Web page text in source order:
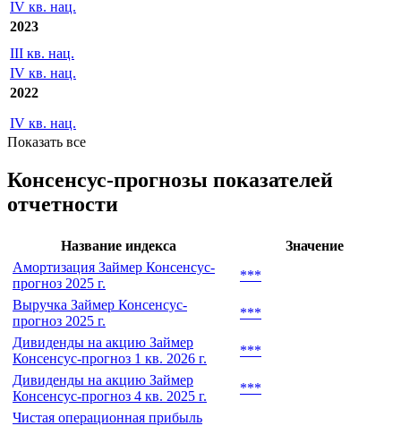
I кв. нац.
II кв. нац.
III кв. нац.
IV кв. нац.
2023
IV кв. нац.
IV кв. нац.
Показать все
Консенсус-прогнозы показателей
отчетности
Название индекса
Амортизация Займер Консенсус-
прогноз 2025 г.
Выручка Займер Консенсус-
прогноз 2025 г.
Дивиденды на акцию Займер
Консенсус-прогноз 1 кв. 2026 г.